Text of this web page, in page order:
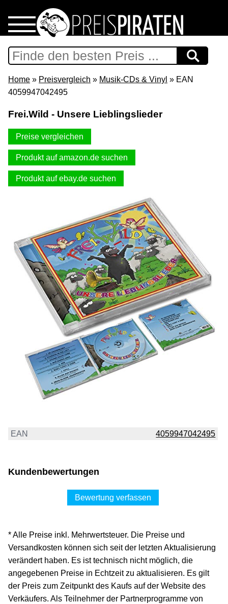
Home
Download
Support & Newsletter
Presse
Datenschutz
Impressum
Home » Preisvergleich » Musik-CDs & Vinyl » EAN
4059947042495
Frei.Wild - Unsere Lieblingslieder
Preise vergleichen
Produkt auf amazon.de suchen
Produkt auf ebay.de suchen
EAN 4059947042495
Kundenbewertungen
Bewertung verfassen
* Alle Preise inkl. Mehrwertsteuer. Die Preise und
Versandkosten können sich seit der letzten Aktualisierung
verändert haben. Es ist technisch nicht möglich, die
angegebenen Preise in Echtzeit zu aktualisieren. Es gilt
der Preis zum Zeitpunkt des Kaufs auf der Website des
Verkäufers. Als Teilnehmer der Partnerprogramme von